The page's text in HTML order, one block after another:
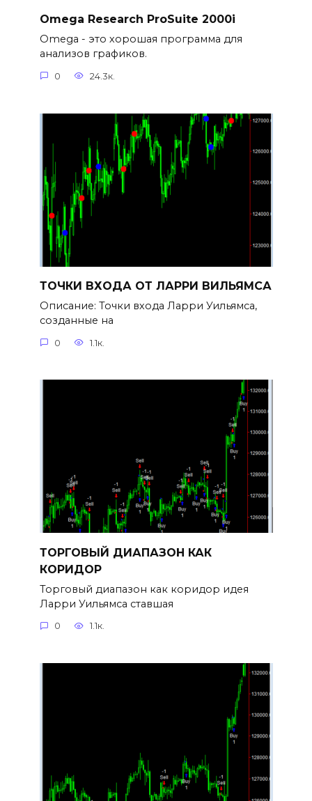
Omega Research ProSuite 2000i
Omega - это хорошая программа для
анализов графиков.
0 24.3к.
ТОЧКИ ВХОДА ОТ ЛАРРИ ВИЛЬЯМСА
Описание: Точки входа Ларри Уильямса,
созданные на
0 1.1к.
ТОРГОВЫЙ ДИАПАЗОН КАК
КОРИДОР
Торговый диапазон как коридор идея
Ларри Уильямса ставшая
0 1.1к.